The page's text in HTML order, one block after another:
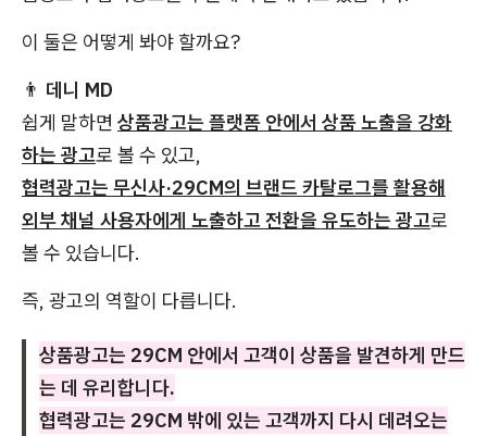
이 둘은 어떻게 봐야 할까요?
👨 데니 MD
쉽게 말하면 상품광고는 플랫폼 안에서 상품 노출을 강화
하는 광고로 볼 수 있고,
협력광고는 무신사·29CM의 브랜드 카탈로그를 활용해
외부 채널 사용자에게 노출하고 전환을 유도하는 광고로
볼 수 있습니다.
즉, 광고의 역할이 다릅니다.
상품광고는 29CM 안에서 고객이 상품을 발견하게 만드
는 데 유리합니다.
협력광고는 29CM 밖에 있는 고객까지 다시 데려오는